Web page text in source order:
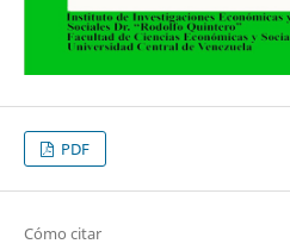
PDF
Cómo citar